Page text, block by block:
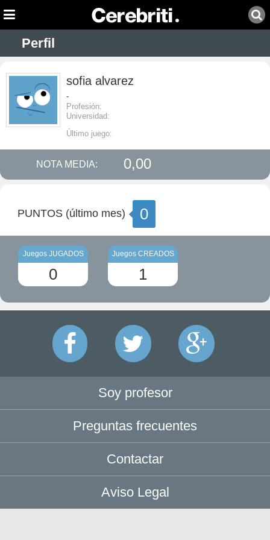
Perfil
sofia alvarez
-
Profesión:
Universidad:
Último juego:
NOTA MEDIA: 0,00
PUNTOS (último mes) 0
Juegos JUGADOS
0
Juegos CREADOS
1
Soy profesor
Preguntas frecuentes
Contactar
Aviso Legal